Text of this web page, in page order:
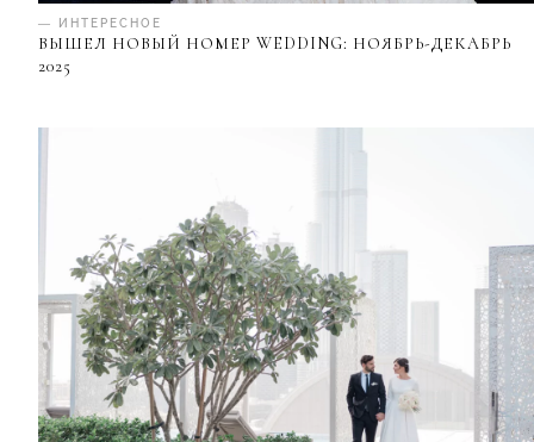
— ИНТЕРЕСНОЕ
ВЫШЕЛ НОВЫЙ НОМЕР WEDDING: НОЯБРЬ-ДЕКАБРЬ
2025